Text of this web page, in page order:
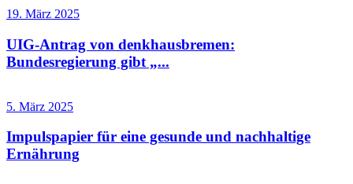
19. März 2025
UIG-Antrag von denkhausbremen:
Bundesregierung gibt „...
5. März 2025
Impulspapier für eine gesunde und nachhaltige
Ernährung